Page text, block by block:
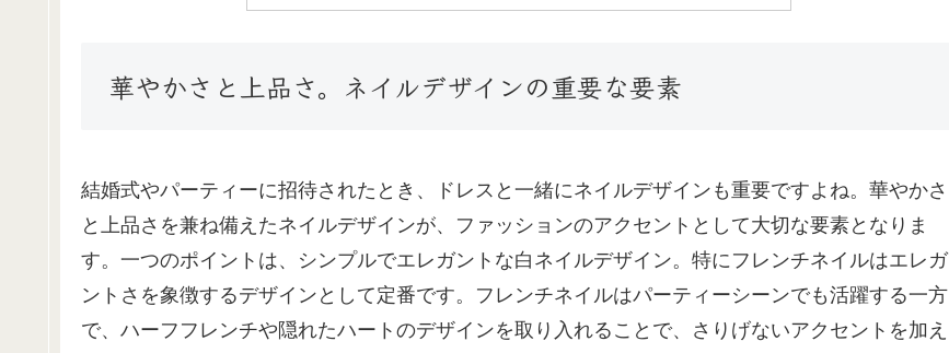
華やかさと上品さ。ネイルデザインの重要な要素
結婚式やパーティーに招待されたとき、ドレスと一緒にネイルデザインも重要ですよね。華やかさ
と上品さを兼ね備えたネイルデザインが、ファッションのアクセントとして大切な要素となりま
す。一つのポイントは、シンプルでエレガントな白ネイルデザイン。特にフレンチネイルはエレガ
ントさを象徴するデザインとして定番です。フレンチネイルはパーティーシーンでも活躍する一方
で、ハーフフレンチや隠れたハートのデザインを取り入れることで、さりげないアクセントを加え